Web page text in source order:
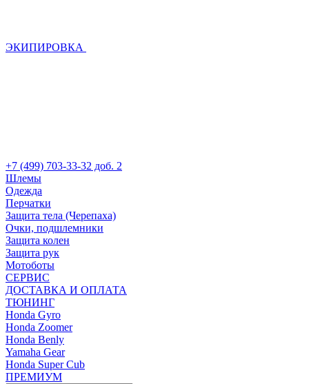
ЭКИПИРОВКА
+7 (499) 703-33-32 доб. 2
Шлемы
Одежда
Перчатки
Защита тела (Черепаха)
Очки, подшлемники
Защита колен
Защита рук
Мотоботы
СЕРВИС
ДОСТАВКА И ОПЛАТА
ТЮНИНГ
Honda Gyro
Honda Zoomer
Honda Benly
Yamaha Gear
Honda Super Cub
ПРЕМИУМ